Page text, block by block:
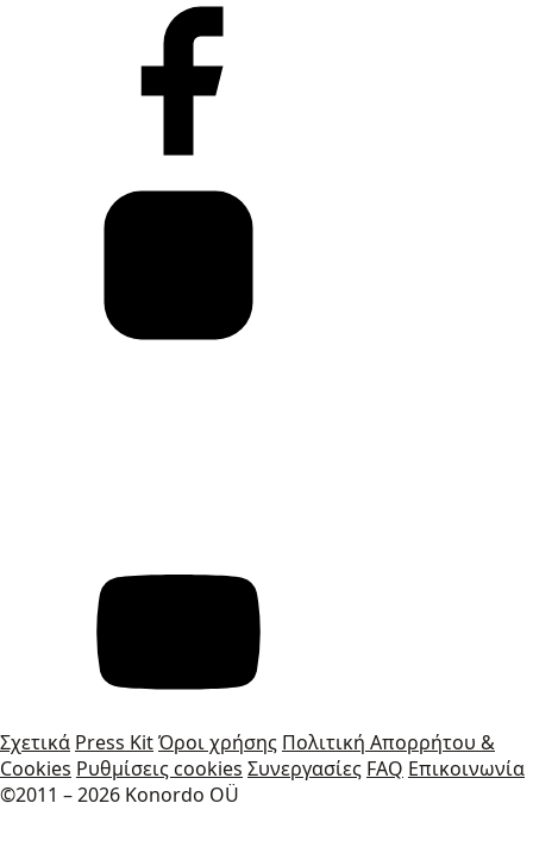
Σχετικά Press KitΌροι χρήσης Πολιτική Απορρήτου &
Cookies Ρυθμίσεις cookies Συνεργασίες FAQ Επικοινωνία
©2011 – 2026 Konordo OÜ